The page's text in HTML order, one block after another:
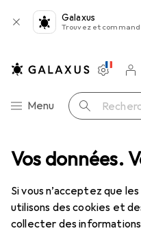
Vos données.
Si vous n’acceptez que
utilisons des cookies et
collecter des
Galaxus
Trouvez et
Navigation par catégorie
Menu Recherche
Compte
Listes de
Listes
Panier
+ douilles Gedore 20